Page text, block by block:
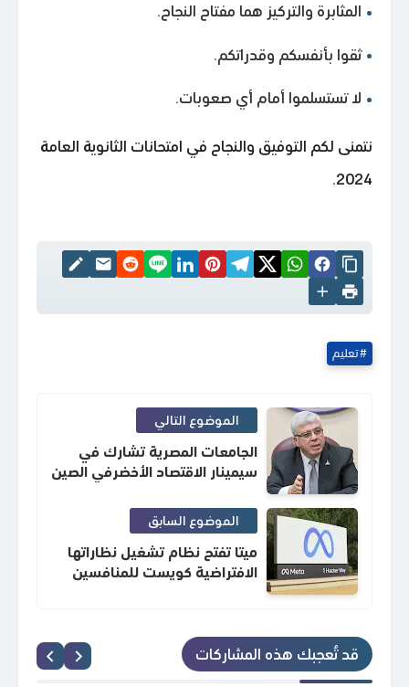
المثابرة والتركيز هما مفتاح النجاح.
ثقوا بأنفسكم وقدراتكم.
لا تستسلموا أمام أي صعوبات.
نتمنى لكم التوفيق والنجاح في امتحانات الثانوية العامة
2024.
تعليم
الموضوع التالي
الجامعات المصرية تشارك في
سيمينار الاقتصاد الأخضرفي الصين
الموضوع السابق
ميتا تفتح نظام تشغيل نظاراتها
الافتراضية كويست للمنافسين
قد تُعجبك هذه المشاركات